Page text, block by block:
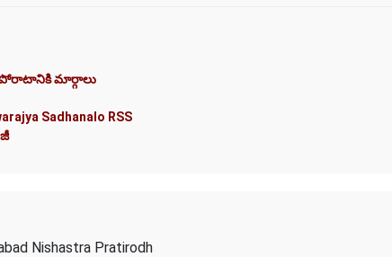
మార్గాలు
Sadhanalo RSS
Nishastra Pratirodh